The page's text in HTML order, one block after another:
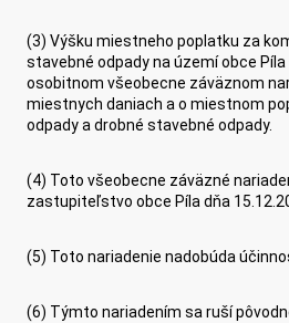
(3) Výšku miestneho poplatku za
stavebné odpady na území obce
osobitnom všeobecne záväznom
miestnych daniach a o miestnom
odpady a drobné stavebné odpady.
(4) Toto všeobecne záväzné
zastupiteľstvo obce Píla dňa
(5) Toto nariadenie nadobúda
(6) Týmto nariadením sa ruší